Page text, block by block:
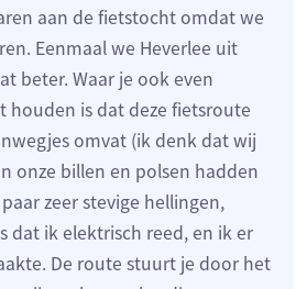
aan de fietstocht omdat we
Eenmaal we Heverlee uit
beter. Waar je ook even
houden is dat deze fietsroute
omvat (ik denk dat wij
onze billen en polsen hadden
zeer stevige hellingen,
dat ik elektrisch reed, en ik er
De route stuurt je door het